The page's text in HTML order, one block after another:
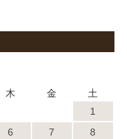
木 金
土
1
6 7
8